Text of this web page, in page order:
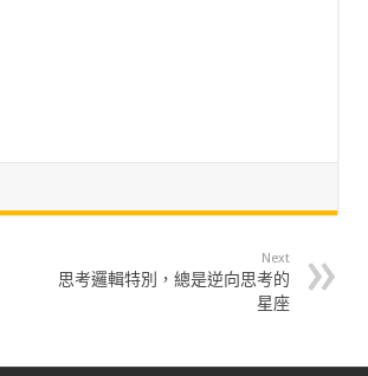
Next
思考邏輯特別，總是逆向思考的
星座